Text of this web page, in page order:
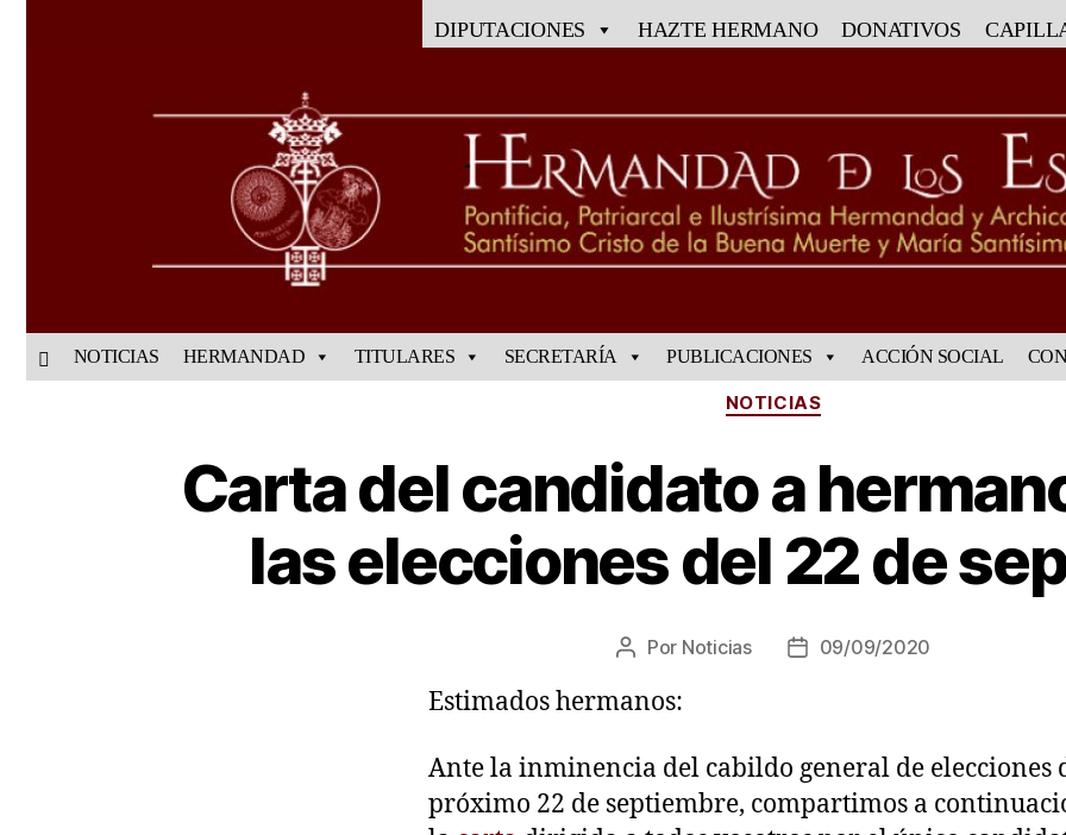
DIPUTACIONES HAZTE HERMANO DONATIVOS
NOTICIAS HERMANDAD TITULARES SECRETARÍA PUBLICACIONES ACCIÓN SOCIAL
NOTICIAS
Carta del candidato a
las elecciones del 22 de
Por Noticias 09/09/2020
Estimados hermanos:
Ante la inminencia del cabildo general de elecciones
próximo 22 de septiembre, compartimos a